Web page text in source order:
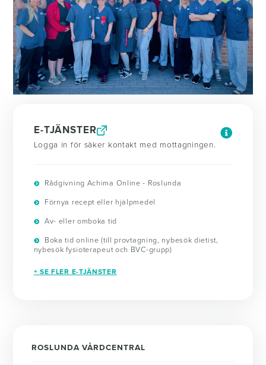
E-TJÄNSTER
Logga in för säker kontakt med mottagningen.
Rådgivning Achima Online - Roslunda
Förnya recept eller hjälpmedel
Av- eller omboka tid
Boka tid online (till provtagning, nybesök dietist,
nybesök fysioterapeut och BVC-grupp)
+ SE FLER E-TJÄNSTER
ROSLUNDA VÅRDCENTRAL